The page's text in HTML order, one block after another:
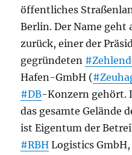
öffentliches
Berlin. Der Name geht
zurück, einer der
gegründeten
Hafen-GmbH (
#DB-Konzern gehört.
das gesamte Gelände
ist Eigentum der
#RBH Logistics